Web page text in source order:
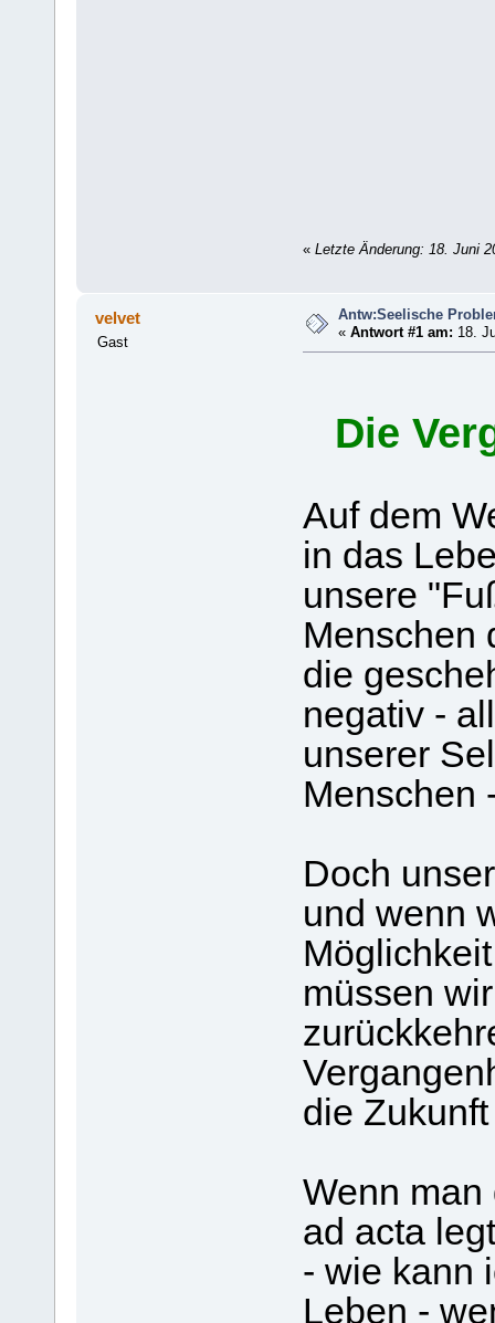
« Letzte Änderung: 18. Juni
velvet
Gast
Antw:Seelische
«Antwort #1 am: 18.
Die
Auf dem
in das
unsere
Menschen
die
negativ -
unserer
Menschen
Doch
und wenn
müssen
die
Wenn
ad acta
- wie kann
Leben -